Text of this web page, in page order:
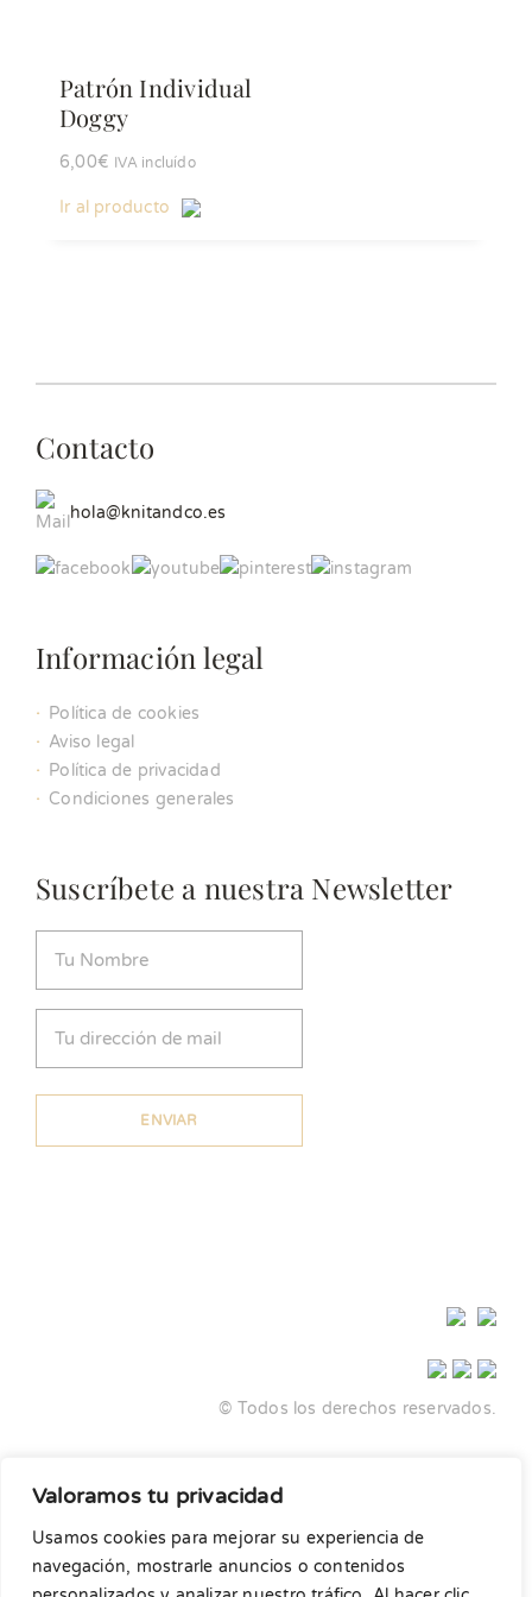
Valoramos tu privacidad
Usamos cookies para mejorar su experiencia de
navegación, mostrarle anuncios o contenidos
Patrón Individual
Doggy
6,00€ IVA incluído
Ir al producto
Contacto
hola@knitandco.es
Información legal
Política de cookies
Aviso legal
Política de privacidad
Condiciones generales
Suscríbete a nuestra Newsletter
© Todos los derechos reservados.
No está permitida la venta de nuestros patrones ni su
reproducción o distribución en ningún formato ni
alterando los patrones. Son para uso únicamente